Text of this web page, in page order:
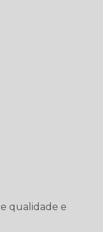
qualidade e